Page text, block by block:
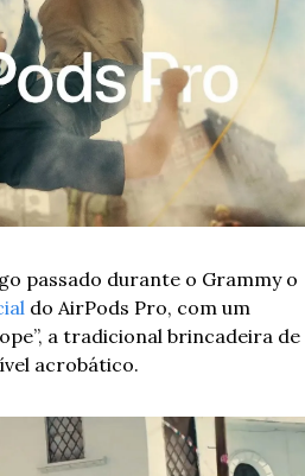
passado durante o Grammy o
do AirPods Pro, com um
a tradicional brincadeira de
acrobático.